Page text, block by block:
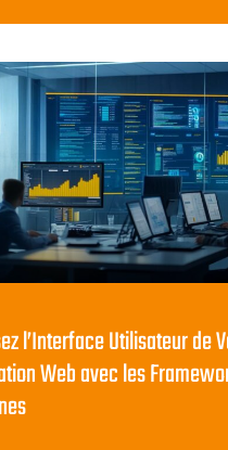
l’Interface Utilisateur de
Web avec les